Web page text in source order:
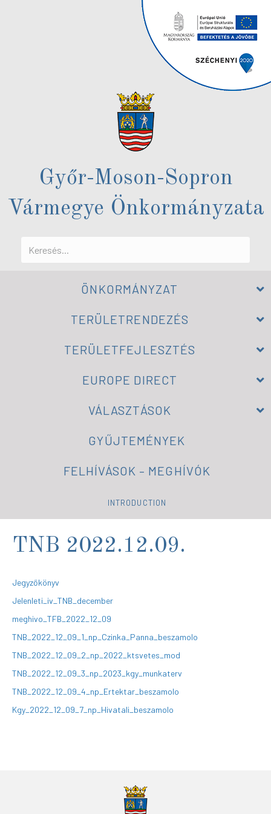
Győr-Moson-Sopron
Vármegye Önkormányzata
ÖNKORMÁNYZAT
TERÜLETRENDEZÉS
TERÜLETFEJLESZTÉS
EUROPE DIRECT
VÁLASZTÁSOK
GYŰJTEMÉNYEK
FELHÍVÁSOK – MEGHÍVÓK
INTRODUCTION
TNB 2022.12.09.
Jegyzőkönyv
Jelenleti_iv_TNB_december
meghivo_TFB_2022_12_09
TNB_2022_12_09_1_np_Czinka_Panna_beszamolo
TNB_2022_12_09_2_np_2022_ktsvetes_mod
TNB_2022_12_09_3_np_2023_kgy_munkaterv
TNB_2022_12_09_4_np_Ertektar_beszamolo
Kgy_2022_12_09_7_np_Hivatali_beszamolo